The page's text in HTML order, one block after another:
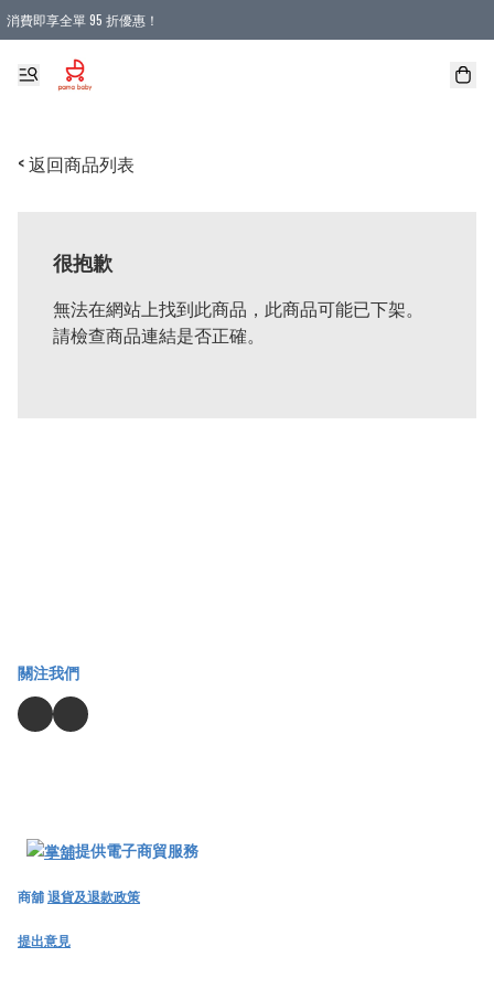
消費即享全單 95 折優惠！
購物滿 HKD 900.00即享免運費優惠！（適用於 本地送貨、本地取貨 )
< 返回商品列表
很抱歉
無法在網站上找到此商品，此商品可能已下架。
請檢查商品連結是否正確。
關注我們
提供電子商貿服務
商舖退貨及退款政策
提出意見